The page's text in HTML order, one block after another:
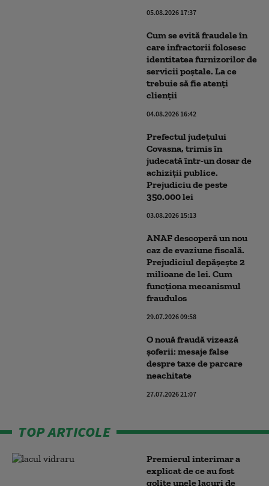
05.08.2026 17:37
Cum se evită fraudele în
care infractorii folosesc
identitatea furnizorilor de
servicii poştale. La ce
trebuie să fie atenți
clienții
04.08.2026 16:42
Prefectul județului
Covasna, trimis în
judecată într-un dosar de
achiziții publice.
Prejudiciu de peste
350.000 lei
03.08.2026 15:13
ANAF descoperă un nou
caz de evaziune fiscală.
Prejudiciul depășește 2
milioane de lei. Cum
funcționa mecanismul
fraudulos
29.07.2026 09:58
O nouă fraudă vizează
șoferii: mesaje false
despre taxe de parcare
neachitate
27.07.2026 21:07
TOP ARTICOLE
Premierul interimar a
explicat de ce au fost
golite unele lacuri de